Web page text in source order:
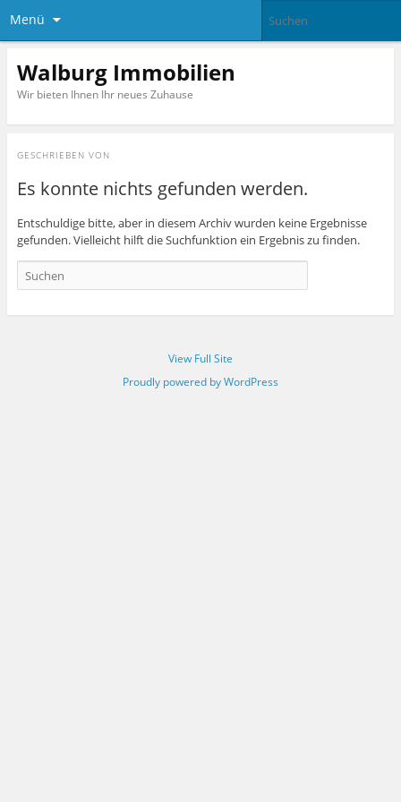
Menü
Walburg Immobilien
Wir bieten Ihnen Ihr neues Zuhause
GESCHRIEBEN VON
Es konnte nichts gefunden werden.
Entschuldige bitte, aber in diesem Archiv wurden keine Ergebnisse
gefunden. Vielleicht hilft die Suchfunktion ein Ergebnis zu finden.
View Full Site
Proudly powered by WordPress